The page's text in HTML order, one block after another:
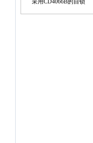
采用CD4066B的自锁
式触摸开关电路